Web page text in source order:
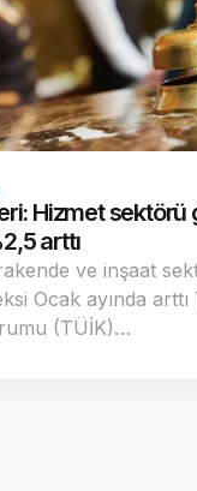
Hizmet sektörü
arttı
ve inşaat
Ocak ayında arttı
(TÜİK)…